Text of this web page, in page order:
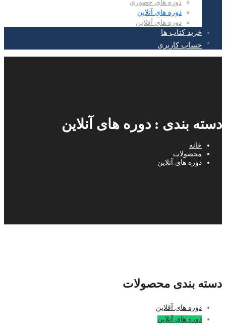
دوره های حضوری
دوره های آنلاین
دوره های آفلاین
خرید کتاب ها
حساب کاربری
دسته بندی : دوره های آنلاین
خانه
محصولات
دوره های آنلاین
دسته بندی محصولات
دوره های آفلاین
دوره های آنلاین